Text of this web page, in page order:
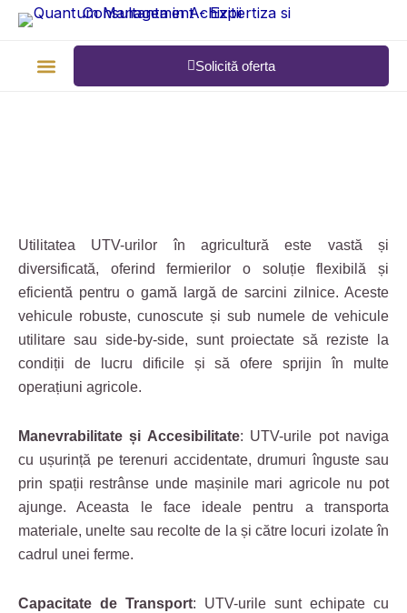
Skip
content
Solicită oferta
Utilitatea UTV-urilor în agricultură este vastă și
diversificată, oferind fermierilor o soluție flexibilă și
eficientă pentru o gamă largă de sarcini zilnice. Aceste
vehicule robuste, cunoscute și sub numele de vehicule
utilitare sau side-by-side, sunt proiectate să reziste la
condiții de lucru dificile și să ofere sprijin în multe
operațiuni agricole.
Manevrabilitate și Accesibilitate: UTV-urile pot naviga
cu ușurință pe terenuri accidentate, drumuri înguste sau
prin spații restrânse unde mașinile mari agricole nu pot
ajunge. Aceasta le face ideale pentru a transporta
materiale, unelte sau recolte de la și către locuri izolate în
cadrul unei ferme.
Capacitate de Transport: UTV-urile sunt echipate cu